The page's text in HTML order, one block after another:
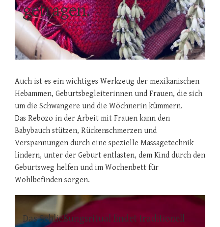
getragen.
Auch ist es ein wichtiges Werkzeug der mexikanischen
Hebammen, Geburtsbegleiterinnen und Frauen, die sich
um die Schwangere und die Wöchnerin kümmern.
Das Rebozo in der Arbeit mit Frauen kann den
Babybauch stützen, Rückenschmerzen und
Verspannungen durch eine spezielle Massagetechnik
lindern, unter der Geburt entlasten, dem Kind durch den
Geburtsweg helfen und im Wochenbett für
Wohlbefinden sorgen.
Das Schließungsritual findet traditionell